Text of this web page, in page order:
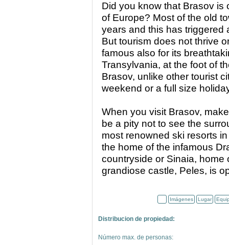
Did you know that Brasov is
of Europe? Most of the old
years and this has triggered
But tourism does not thrive
famous also for its
Transylvania, at the foot of
Brasov, unlike other tourist
weekend or a full size
When you visit Brasov,
be a pity not to see the
most renowned ski resorts
the home of the infamous
countryside or Sinaia, home
grandiose castle, Peles, is
Imágenes Lugar
Distribucion de propiedad:
Número max. de personas: